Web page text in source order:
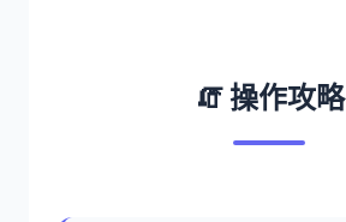
🧯 操作攻略